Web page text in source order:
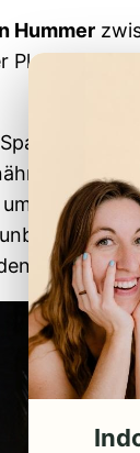
Hummer
Plankton
sich
Steine zu